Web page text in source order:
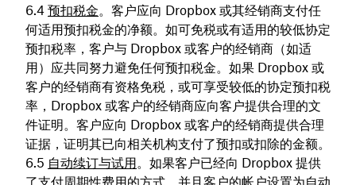
预扣税金。客户应向 Dropbox 或其经销商支付任
何适用预扣税金的净额。如可免税或有适用的较低协定
预扣税率，客户与 Dropbox 或客户的经销商（如适
用）应共同努力避免任何预扣税金。如果 Dropbox 或
客户的经销商有资格免税，或可享受较低的协定预扣税
率，Dropbox 或客户的经销商应向客户提供合理的文
件证明。客户应向 Dropbox 或客户的经销商提供合理
证据，证明其已向相关机构支付了预扣或扣除的金额。
自动续订与试用。如果客户已经向 Dropbox 提供
了支付周期性费用的方式，并且客户的帐户设置为自动